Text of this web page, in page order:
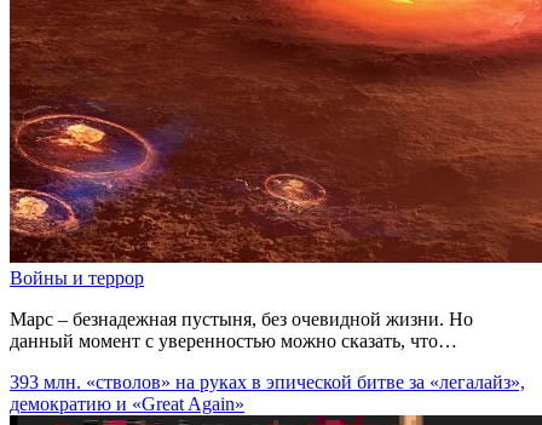
Войны и террор
Марс – безнадежная пустыня, без очевидной жизни. Но
данный момент с уверенностью можно сказать, что…
393 млн. «стволов» на руках в эпической битве за «легалайз»,
демократию и «Great Again»